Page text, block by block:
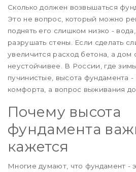
Сколько должен возвышаться
Это не вопрос, который можно
поднять его слишком низко -
разрушать стены. Если сделать
увеличится расход бетона, а дом
неустойчивее. В России, где
пучинистые, высота фундамента -
комфорта, а вопрос выживания
Почему высота
фундамента
кажется
Многие думают, что фундамент -